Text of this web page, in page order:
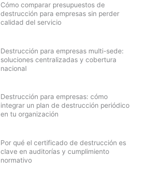
Cómo comparar presupuestos de
destrucción para empresas sin perder
calidad del servicio
Destrucción para empresas multi-sede:
soluciones centralizadas y cobertura
nacional
Destrucción para empresas: cómo
integrar un plan de destrucción periódico
en tu organización
Por qué el certificado de destrucción es
clave en auditorías y cumplimiento
normativo